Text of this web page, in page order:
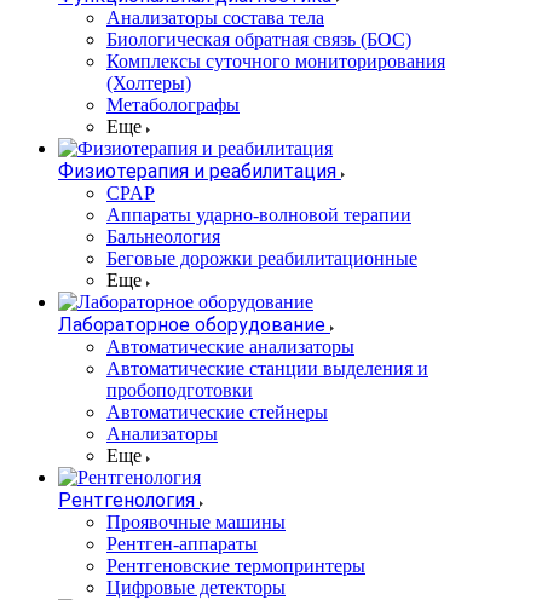
Анализаторы состава тела
Биологическая обратная связь (БОС)
Комплексы суточного мониторирования
(Холтеры)
Метаболографы
Еще
Физиотерапия и реабилитация
CPAP
Аппараты ударно-волновой терапии
Бальнеология
Беговые дорожки реабилитационные
Еще
Лабораторное оборудование
Автоматические анализаторы
Автоматические станции выделения и
пробоподготовки
Автоматические стейнеры
Анализаторы
Еще
Рентгенология
Проявочные машины
Рентген-аппараты
Рентгеновские термопринтеры
Цифровые детекторы